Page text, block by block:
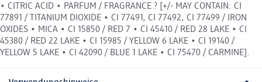
• CITRIC ACID • PARFUM / FRAGRANCE ? [+/- MAY CONTAIN: CI
77891 / TITANIUM DIOXIDE • CI 77491, CI 77492, CI 77499 / IRON
OXIDES • MICA • CI 15850 / RED 7 • CI 45410 / RED 28 LAKE • CI
45380 / RED 22 LAKE • CI 15985 / YELLOW 6 LAKE • CI 19140 /
YELLOW 5 LAKE • CI 42090 / BLUE 1 LAKE • CI 75470 / CARMINE].